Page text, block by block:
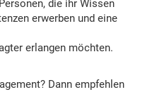
die ihr Wissen
erwerben und eine
erlangen möchten.
Dann empfehlen